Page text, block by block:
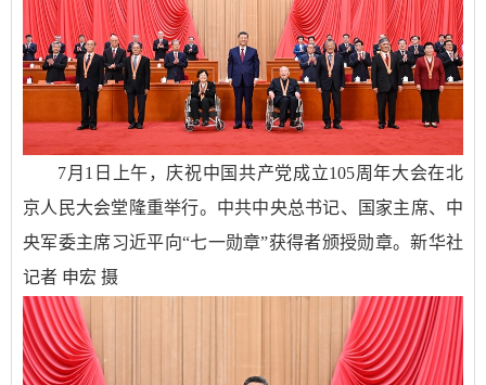
7月1日上午，庆祝中国共产党成立105周年大会在北
京人民大会堂隆重举行。中共中央总书记、国家主席、中
央军委主席习近平向“七一勋章”获得者颁授勋章。新华社
记者 申宏 摄